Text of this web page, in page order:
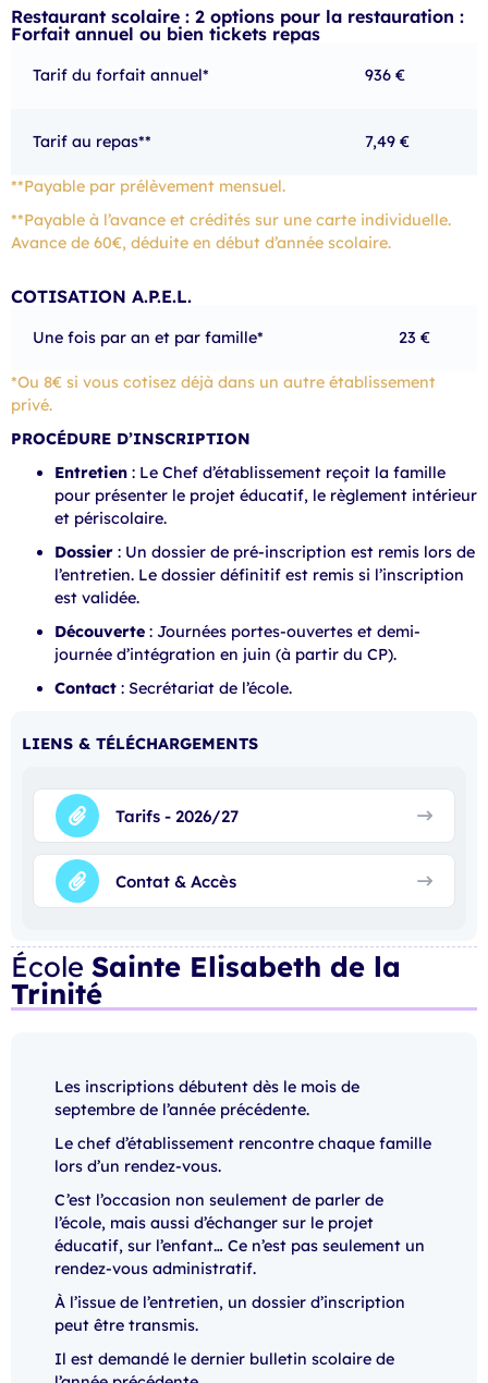
Restaurant scolaire : 2 options pour la restauration :
Forfait annuel ou bien tickets repas
Tarif du forfait annuel* 936 €
Tarif au repas** 7,49 €
**Payable par prélèvement mensuel.
**Payable à l’avance et crédités sur une carte individuelle.
Avance de 60€, déduite en début d’année scolaire.
COTISATION A.P.E.L.
Une fois par an et par famille* 23 €
*Ou 8€ si vous cotisez déjà dans un autre établissement
privé.
PROCÉDURE D’INSCRIPTION
Entretien : Le Chef d’établissement reçoit la famille
pour présenter le projet éducatif, le règlement intérieur
et périscolaire.
Dossier : Un dossier de pré-inscription est remis lors de
l’entretien. Le dossier définitif est remis si l’inscription
est validée.
Découverte : Journées portes-ouvertes et demi-
journée d’intégration en juin (à partir du CP).
Contact : Secrétariat de l’école.
LIENS & TÉLÉCHARGEMENTS
Tarifs - 2026/27
Contat & Accès
École Sainte Elisabeth de la
Trinité
Les inscriptions débutent dès le mois de
septembre de l’année précédente.
Le chef d’établissement rencontre chaque famille
lors d’un rendez-vous.
C’est l’occasion non seulement de parler de
l’école, mais aussi d’échanger sur le projet
éducatif, sur l’enfant… Ce n’est pas seulement un
rendez-vous administratif.
À l’issue de l’entretien, un dossier d’inscription
peut être transmis.
Il est demandé le dernier bulletin scolaire de